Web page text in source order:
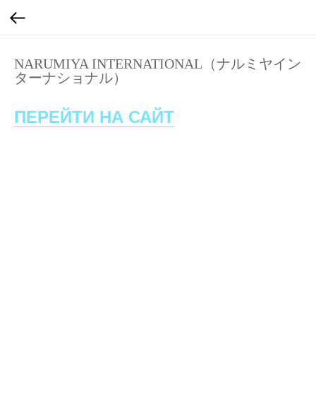
NARUMIYA INTERNATIONAL（ナルミヤイン
ターナショナル）
ПЕРЕЙТИ НА САЙТ